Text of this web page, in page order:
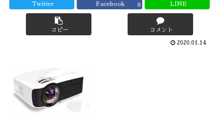
Twitter Facebook 0 LINE
コピー コメント
2020.01.14